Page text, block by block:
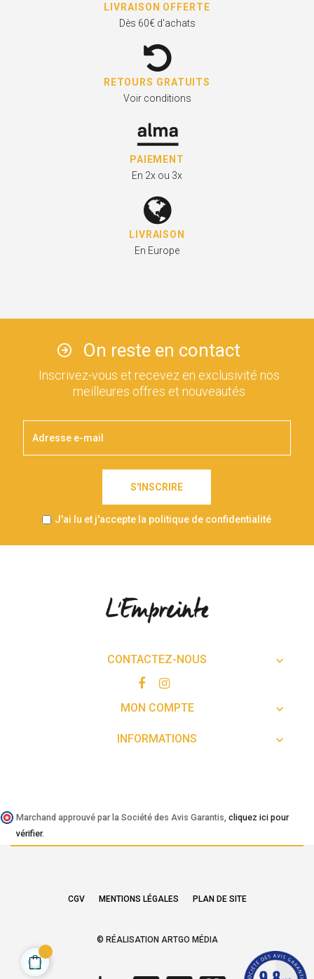
LIVRAISON OFFERTE
Dès 60€ d'achats
RETOURS GRATUITS
Voir conditions
PAIEMENT
En 2x ou 3x
LIVRAISON
En Europe
On reste en contact
Inscrivez-vous et recevez en exclusivité nos
meilleures offres et nouveautés
S'INSCRIRE
J'ai lu et j'accepte la politique de confidentialité
CONTACTEZ-NOUS 
MON COMPTE 
INFORMATIONS 
Marchand approuvé par la Société des Avis Garantis, cliquez ici pour
vérifier.
CGV MENTIONS LÉGALES PLAN DE SITE
© RÉALISATION ARTGO MÉDIA